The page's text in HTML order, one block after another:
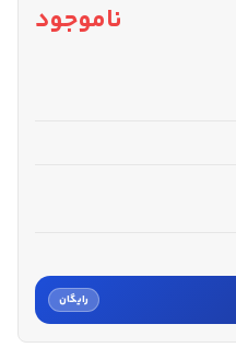
ناموجود
رایگان